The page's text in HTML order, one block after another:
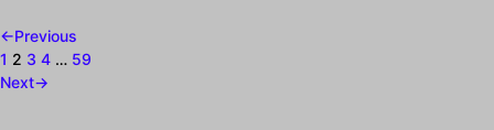
←Previous
1 2 3 4 … 59
Next→